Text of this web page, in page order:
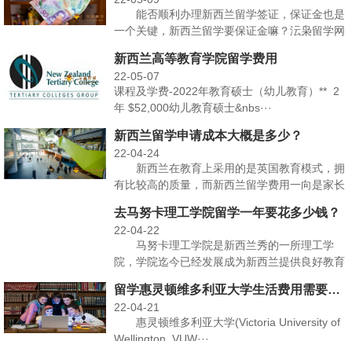
能否顺利办理新西兰留学签证，保证金也是
一个关键，新西兰留学要保证金嘛？沄枭留学网
新西兰高等教育学院留学费用
22-05-07
课程及学费-2022年教育硕士（幼儿教育）** 2
年 $52,000幼儿教育硕士&nbs···
新西兰留学申请成本大概是多少？
22-04-24
新西兰在教育上采用的是英国教育模式，拥
有比较高的质量，而新西兰留学费用一向是家长
去马努卡理工学院留学一年要花多少钱？
22-04-22
马努卡理工学院是新西兰秀的一所理工学
院，学院迄今已经发展成为新西兰提供良好教育
留学惠灵顿维多利亚大学生活费用需要多少？
22-04-21
惠灵顿维多利亚大学(Victoria University of